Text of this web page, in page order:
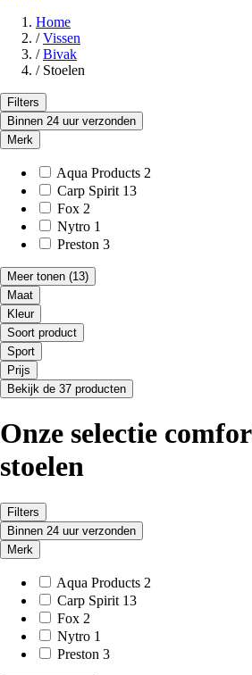
Home
/ Vissen
/ Bivak
/ Stoelen
Filters
Binnen 24 uur verzonden
Merk
Aqua Products 2
Carp Spirit 13
Fox 2
Nytro 1
Preston 3
Meer tonen (13)
Maat
Kleur
Soort product
Sport
Prijs
Bekijk de 37 producten
Onze selectie
stoelen
Filters
Binnen 24 uur verzonden
Merk
Aqua Products 2
Carp Spirit 13
Fox 2
Nytro 1
Preston 3